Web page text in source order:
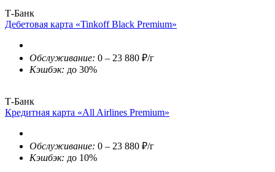
Т-Банк
Дебетовая карта «Tinkoff Black Premium»
Обслуживание: 0 – 23 880 ₽/г
Кэшбэк: до 30%
Т-Банк
Кредитная карта «All Airlines Premium»
Обслуживание: 0 – 23 880 ₽/г
Кэшбэк: до 10%